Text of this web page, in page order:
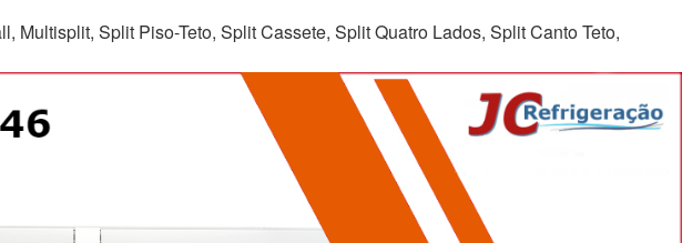
Split Piso-Teto, Split Cassete, Split Quatro Lados, Split Canto Teto,